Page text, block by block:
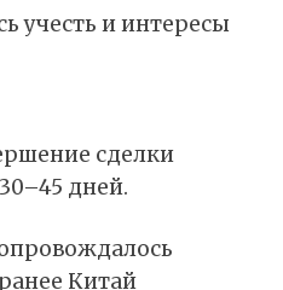
учесть и интересы
сделки
дней.
Китай